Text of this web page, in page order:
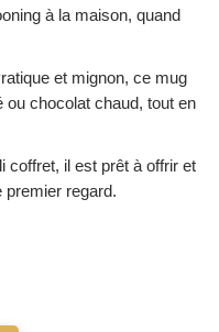
à la maison, quand
et mignon, ce mug
chocolat chaud, tout en
coffret, il est prêt à offrir et
regard.